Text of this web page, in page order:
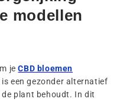
modellen
jeCBD bloemen
een gezonder alternatief
plant behoudt. In dit